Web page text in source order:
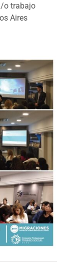
o trabajo
Aires